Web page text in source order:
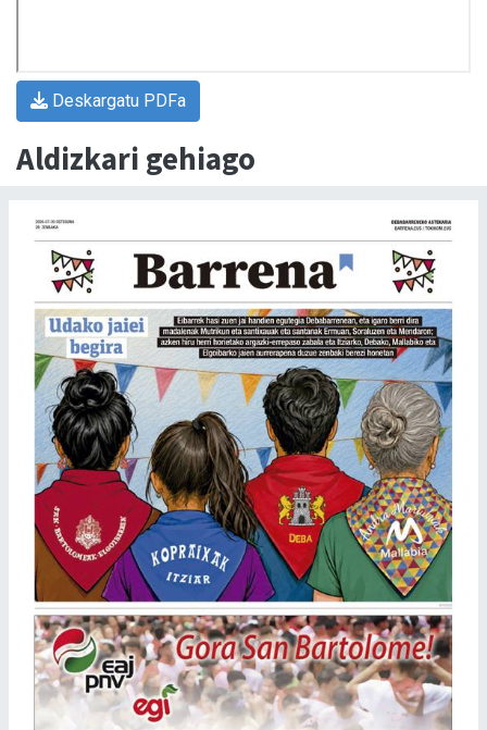
Deskargatu PDFa
Aldizkari gehiago